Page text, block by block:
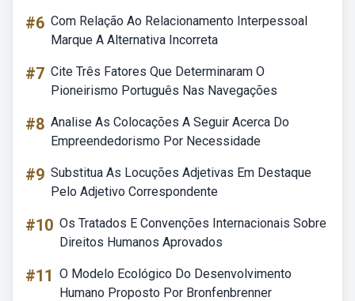
#6 Com Relação Ao Relacionamento Interpessoal
Marque A Alternativa Incorreta
#7 Cite Três Fatores Que Determinaram O
Pioneirismo Português Nas Navegações
#8 Analise As Colocações A Seguir Acerca Do
Empreendedorismo Por Necessidade
#9 Substitua As Locuções Adjetivas Em Destaque
Pelo Adjetivo Correspondente
#10 Os Tratados E Convenções Internacionais Sobre
Direitos Humanos Aprovados
#11 O Modelo Ecológico Do Desenvolvimento
Humano Proposto Por Bronfenbrenner